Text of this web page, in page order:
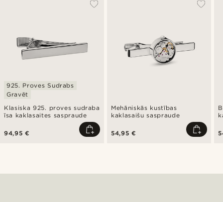
Klasiska 925. proves sudraba
īsa kaklasaites saspraude
925. Proves Sudrabs
Gravēt
94,95 €
Mehāniskās kustības
kaklasaišu saspraude
54,95 €